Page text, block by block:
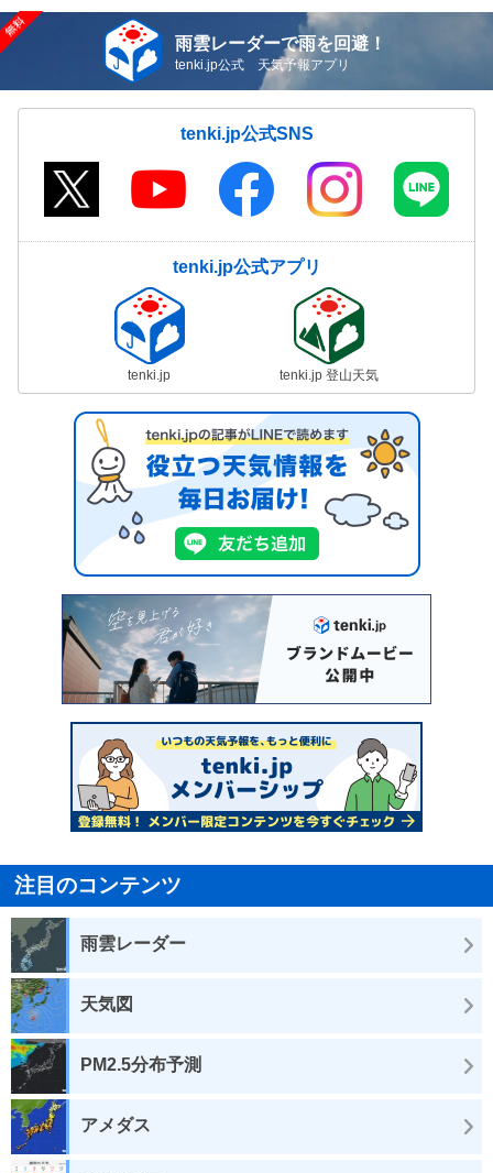
雨雲レーダーで雨を回避！
tenki.jp公式 天気予報アプリ
tenki.jp公式SNS
tenki.jp公式アプリ
tenki.jp tenki.jp 登山天気
注目のコンテンツ
雨雲レーダー
天気図
PM2.5分布予測
アメダス